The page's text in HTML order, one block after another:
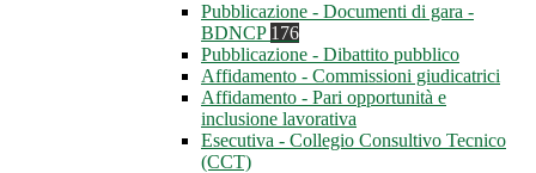
Pubblicazione - Documenti di gara -
BDNCP 176
Pubblicazione - Dibattito pubblico
Affidamento - Commissioni giudicatrici
Affidamento - Pari opportunità e
inclusione lavorativa
Esecutiva - Collegio Consultivo Tecnico
(CCT)